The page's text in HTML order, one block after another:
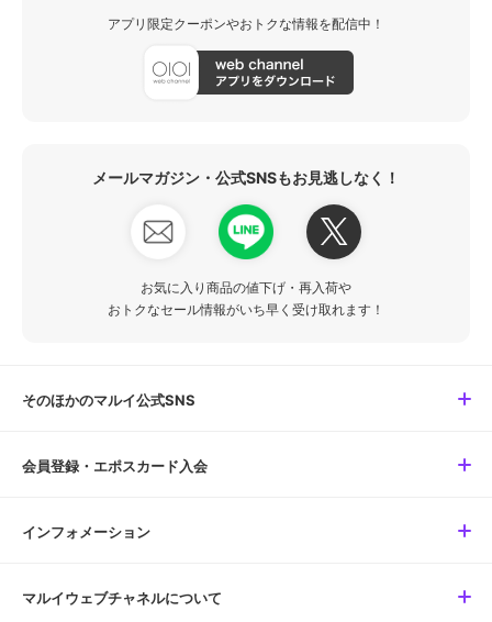
アプリ限定クーポンやおトクな情報を配信中！
メールマガジン・公式SNSもお見逃しなく！
お気に入り商品の値下げ・再入荷や
おトクなセール情報がいち早く受け取れます！
そのほかのマルイ公式SNS
会員登録・エポスカード入会
インフォメーション
マルイウェブチャネルについて